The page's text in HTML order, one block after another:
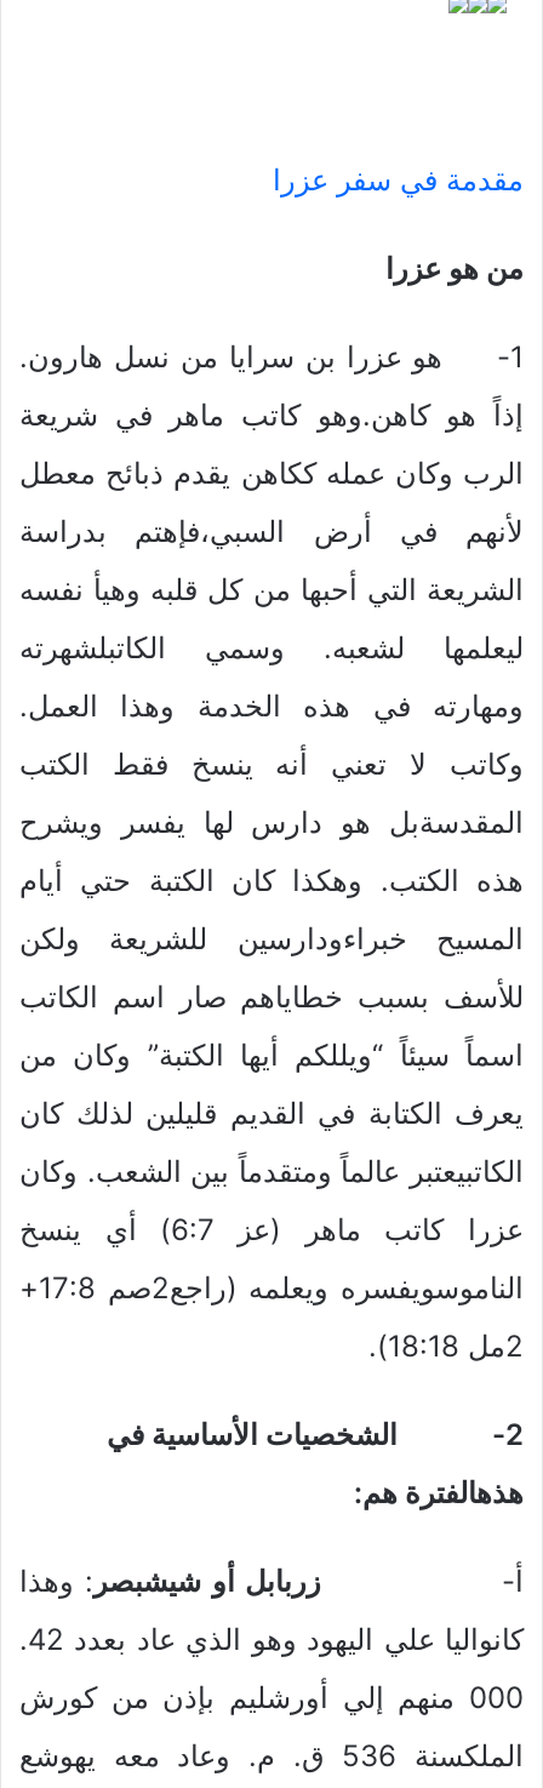
مقدمة في سفر عزرا
من هو عزرا
1- هو عزرا بن سرايا من نسل هارون.
إذاً هو كاهن.وهو كاتب ماهر في شريعة
الرب وكان عمله ككاهن يقدم ذبائح معطل
لأنهم في أرض السبي،فإهتم بدراسة
الشريعة التي أحبها من كل قلبه وهيأ نفسه
ليعلمها لشعبه. وسمي الكاتبلشهرته
ومهارته في هذه الخدمة وهذا العمل.
وكاتب لا تعني أنه ينسخ فقط الكتب
المقدسةبل هو دارس لها يفسر ويشرح
هذه الكتب. وهكذا كان الكتبة حتي أيام
المسيح خبراءودارسين للشريعة ولكن
للأسف بسبب خطاياهم صار اسم الكاتب
اسماً سيئاً “ويللكم أيها الكتبة” وكان من
يعرف الكتابة في القديم قليلين لذلك كان
الكاتبيعتبر عالماً ومتقدماً بين الشعب. وكان
عزرا كاتب ماهر (عز 6:7) أي ينسخ
الناموسويفسره ويعلمه (راجع2صم 17:8+
2مل 18:18).
2-
الشخصيات الأساسية في
هذهالفترة هم:
أ‌-زربابل أو شيشبصر : وهذا
كانواليا علي اليهود وهو الذي عاد بعدد 42.
000 منهم إلي أورشليم بإذن من كورش
الملكسنة 536 ق. م. وعاد معه يهوشع